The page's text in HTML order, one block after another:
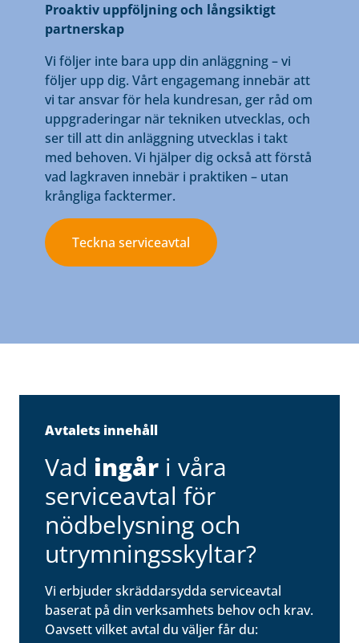
Proaktiv uppföljning och långsiktigt
partnerskap
Vi följer inte bara upp din anläggning – vi
följer upp dig. Vårt engagemang innebär att
vi tar ansvar för hela kundresan, ger råd om
uppgraderingar när tekniken utvecklas, och
ser till att din anläggning utvecklas i takt
med behoven. Vi hjälper dig också att förstå
vad lagkraven innebär i praktiken – utan
krångliga facktermer.
Teckna serviceavtal
Avtalets innehåll
Vad ingår i våra
serviceavtal för
nödbelysning och
utrymningsskyltar?
Vi erbjuder skräddarsydda serviceavtal
baserat på din verksamhets behov och krav.
Oavsett vilket avtal du väljer får du: